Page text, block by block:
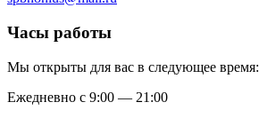
Часы работы
Мы открыты для вас в следующее время:
Ежедневно с 9:00 — 21:00